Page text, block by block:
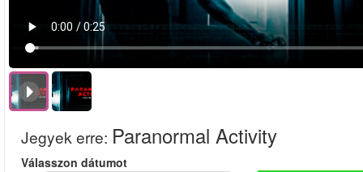
Jegyek erre: Paranormal Activity
Válasszon dátumot